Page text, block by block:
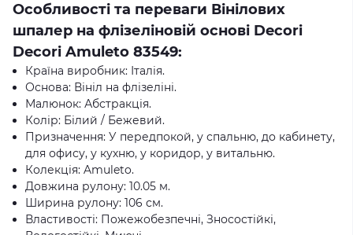
Особливості та переваги Вінілових
шпалер на флізеліновій основі Decori
Decori Amuleto 83549:
Країна виробник: Італія.
Основа: Вініл на флізеліні.
Малюнок: Абстракція.
Колір: Білий / Бежевий.
Призначення: У передпокой, у спальню, до кабинету,
для офису, у кухню, у коридор, у витальню.
Колекція: Amuleto.
Довжина рулону: 10.05 м.
Ширина рулону: 106 см.
Властивості: Пожежобезпечні, Зносостійкі,